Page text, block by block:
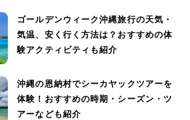
ゴールデンウィーク沖縄旅行の天気・
気温、安く行く方法は？おすすめの体
験アクティビティも紹介
沖縄の恩納村でシーカヤックツアーを
体験！おすすめの時期・シーズン・ツ
アーなども紹介